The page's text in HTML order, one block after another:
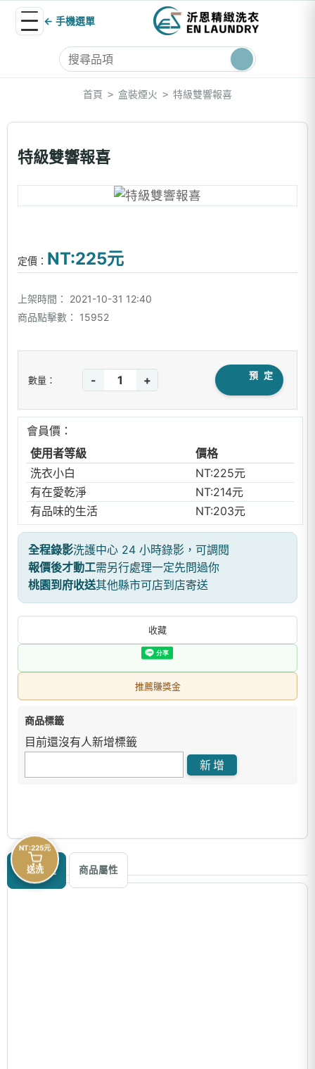
← 手機選單
首頁 > 盒裝煙火 > 特級雙響報喜
特級雙響報喜
定價： NT:225元
上架時間：
2021-10-31 12:40
商品點擊數：
15952
數量： - + 預 定
會員價：
使用者等級
價格
洗衣小白
NT:225元
有在愛乾淨
NT:214元
有品味的生活
NT:203元
全程錄影洗護中心 24 小時錄影，可調閱
報價後才動工需另行處理一定先問過你
桃園到府收送其他縣市可店到店寄送
收藏
推薦賺獎金
商品標籤
目前還沒有人新增標籤
商品描述 商品屬性
NT:225元
送洗